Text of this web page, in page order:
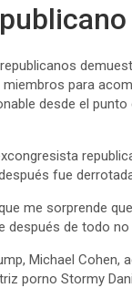
para
desde el
fue
me sorprende
después de todo
Michael
porno Stormy